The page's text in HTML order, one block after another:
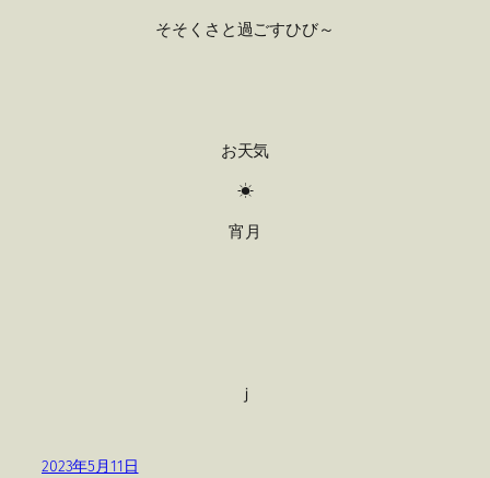
そそくさと過ごすひび～
お天気
☀
宵月
ｊ
2023年5月11日